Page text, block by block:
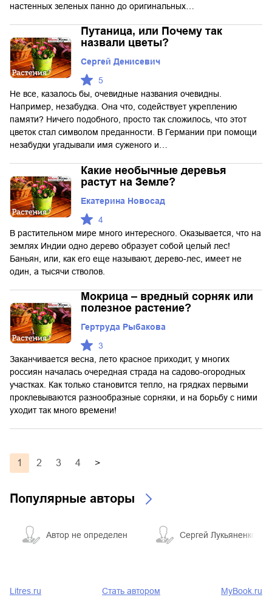
настенных зеленых панно до оригинальных…
Путаница, или Почему так
назвали цветы?
Сергей Денисевич
5
Не все, казалось бы, очевидные названия очевидны.
Например, незабудка. Она что, содействует укреплению
памяти? Ничего подобного, просто так сложилось, что этот
цветок стал символом преданности. В Германии при помощи
незабудки угадывали имя суженого и…
Какие необычные деревья
растут на Земле?
Екатерина Новосад
4
В растительном мире много интересного. Оказывается, что на
землях Индии одно дерево образует собой целый лес!
Баньян, или, как его еще называют, дерево-лес, имеет не
один, а тысячи стволов.
Мокрица – вредный сорняк или
полезное растение?
Гертруда Рыбакова
3
Заканчивается весна, лето красное приходит, у многих
россиян началась очередная страда на садово-огородных
участках. Как только становится тепло, на грядках первыми
проклевываются разнообразные сорняки, и на борьбу с ними
уходит так много времени!
1 2 3 4 >
Популярные авторы
Автор не определен Сергей Лукьяненко
Litres.ru Стать автором MyBook.ru